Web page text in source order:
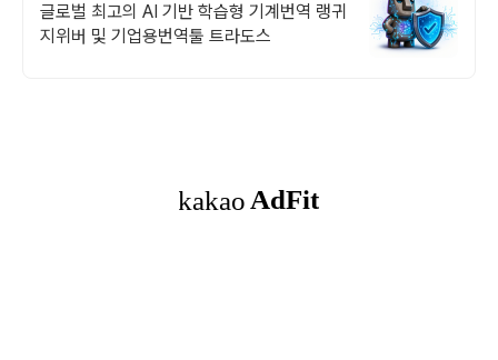
글로벌 최고의 AI 기반 학습형 기계번역 랭귀
지위버 및 기업용번역툴 트라도스